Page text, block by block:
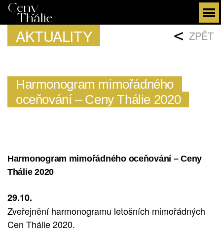
AKTUALITY < ZPĚT
Harmonogram mimořádného
oceňování – Ceny Thálie 2020
Harmonogram mimořádného oceňování – Ceny
Thálie 2020
29.10.
Zveřejnění harmonogramu letošních mimořádných
Cen Thálie 2020.